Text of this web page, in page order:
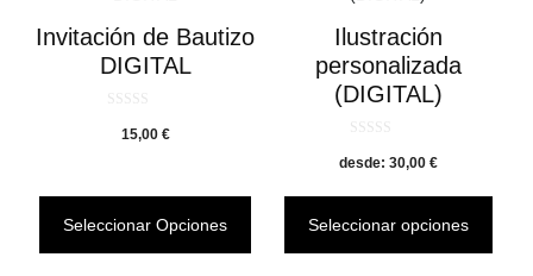
Invitación de Bautizo
DIGITAL
15,00 €
Seleccionar Opciones
Ilustración
personalizada
(DIGITAL)
d
desde: 30,00 €
Seleccionar opciones